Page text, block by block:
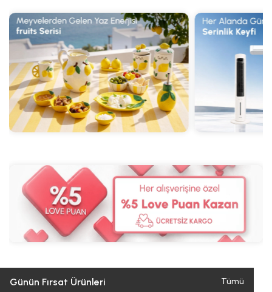
Günün Fırsat Ürünleri Tümü